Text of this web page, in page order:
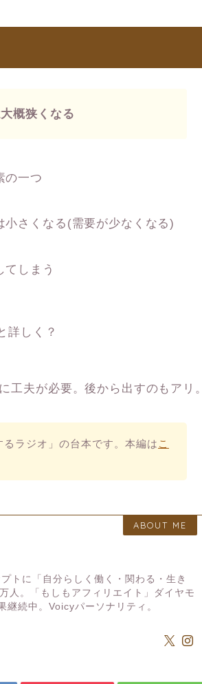
概狭くなる
の一つ
さくなる(需要が少なくなる)
しまう
詳しく？
工夫が必要。後から出すのもアリ。
ラジオ」の台本です。本編は こ
ABOUT ME
トに「自分らしく働く・関わる・生き
人。「もしもアフィリエイト」ダイヤモ
継続中。Voicyパーソナリティ。